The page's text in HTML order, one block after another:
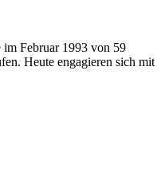
im Februar 1993 von 59
Heute engagieren sich mit